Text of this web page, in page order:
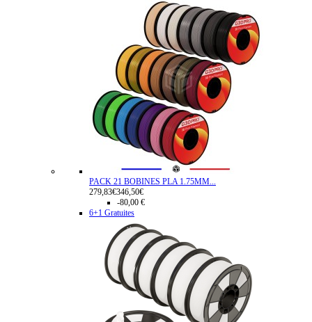
PACK 21 BOBINES PLA 1.75MM...
279,83€346,50€
-80,00 €
6+1 Gratuites